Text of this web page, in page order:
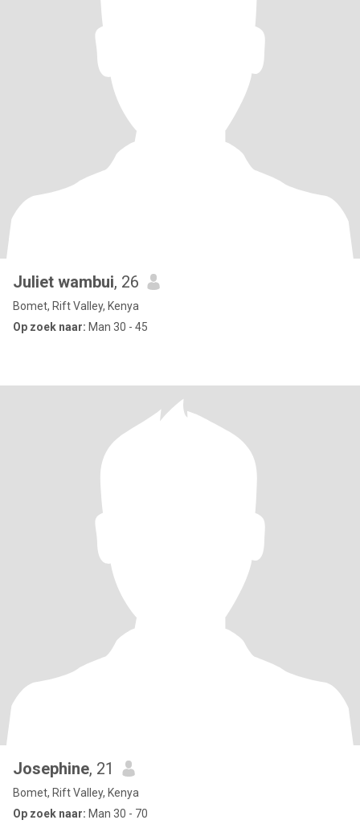
Juliet wambui, 26
Bomet, Rift Valley, Kenya
Op zoek naar: Man 30 - 45
Josephine, 21
Bomet, Rift Valley, Kenya
Op zoek naar: Man 30 - 70